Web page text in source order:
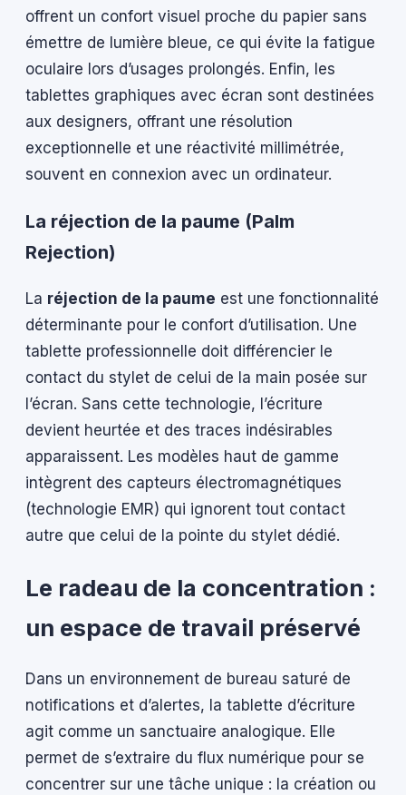
offrent un confort visuel proche du papier sans
émettre de lumière bleue, ce qui évite la fatigue
oculaire lors d’usages prolongés. Enfin, les
tablettes graphiques avec écran sont destinées
aux designers, offrant une résolution
exceptionnelle et une réactivité millimétrée,
souvent en connexion avec un ordinateur.
La réjection de la paume (Palm
Rejection)
La réjection de la paume est une fonctionnalité
déterminante pour le confort d’utilisation. Une
tablette professionnelle doit différencier le
contact du stylet de celui de la main posée sur
l’écran. Sans cette technologie, l’écriture
devient heurtée et des traces indésirables
apparaissent. Les modèles haut de gamme
intègrent des capteurs électromagnétiques
(technologie EMR) qui ignorent tout contact
autre que celui de la pointe du stylet dédié.
Le radeau de la concentration :
un espace de travail préservé
Dans un environnement de bureau saturé de
notifications et d’alertes, la tablette d’écriture
agit comme un sanctuaire analogique. Elle
permet de s’extraire du flux numérique pour se
concentrer sur une tâche unique : la création ou